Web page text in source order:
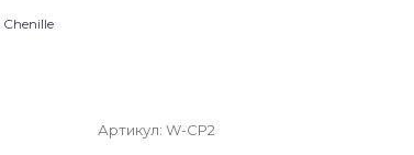
info@fishbusinezz.ru
Артикул: W-CP2